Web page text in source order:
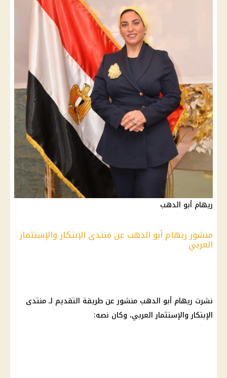
ريهام أبو الدهب
منشور ريهام أبو الدهب عن منتدى الإبتكار والإستثمار
العربي
نشرت ريهام أبو الدهب منشور عن طريقة التقديم لـ منتدى
الإبتكار والإستثمار العربي، وكان نصه: